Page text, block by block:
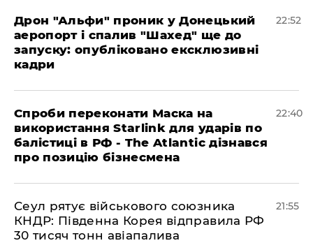
​Дрон "Альфи" проник у Донецький
аеропорт і спалив "Шахед" ще до
запуску: опубліковано ексклюзивні
кадри
22:52
​Спроби переконати Маска на
використання Starlink для ударів по
балістиці в РФ - The Atlantic дізнався
про позицію бізнесмена
22:40
​Сеул рятує військового союзника
КНДР: Південна Корея відправила РФ
30 тисяч тонн авіапалива
21:55